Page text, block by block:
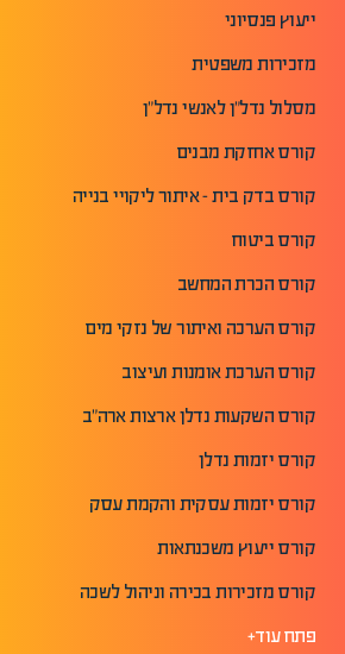
ייעוץ פנסיוני
מזכירות משפטית
מסלול נדל"ן לאנשי נדל"ן
קורס אחזקת מבנים
קורס בדק בית - איתור ליקויי בנייה
קורס ביטוח
קורס הכרת המחשב
קורס הערכה ואיתור של נזקי מים
קורס הערכת אומנות ועיצוב
קורס השקעות נדלן ארצות ארה"ב
קורס יזמות נדלן
קורס יזמות עסקית והקמת עסק
קורס ייעוץ משכנתאות
קורס מזכירות בכירה וניהול לשכה
פתח עוד+